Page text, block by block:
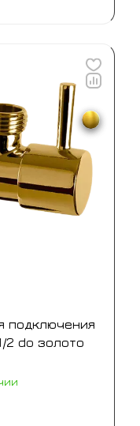
подключения
2 do золото